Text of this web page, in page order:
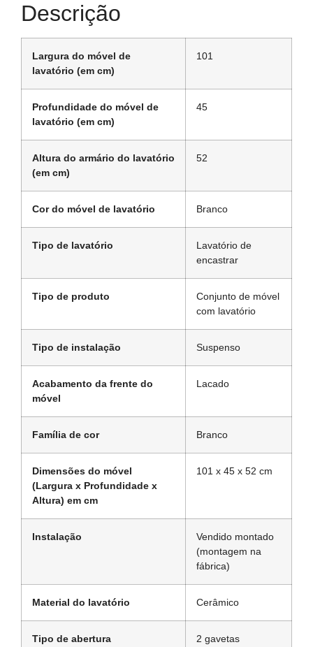
Descrição
Largura do móvel de
lavatório (em cm)
101
Profundidade do móvel de
lavatório (em cm)
45
Altura do armário do lavatório
(em cm)
52
Cor do móvel de lavatório Branco
Tipo de lavatório
Lavatório de
encastrar
Tipo de produto
Conjunto de móvel
com lavatório
Tipo de instalação Suspenso
Acabamento da frente do
móvel
Lacado
Família de cor Branco
Dimensões do móvel
(Largura x Profundidade x
Altura) em cm
101 x 45 x 52 cm
Instalação
Vendido montado
(montagem na
fábrica)
Material do lavatório Cerâmico
Tipo de abertura 2 gavetas